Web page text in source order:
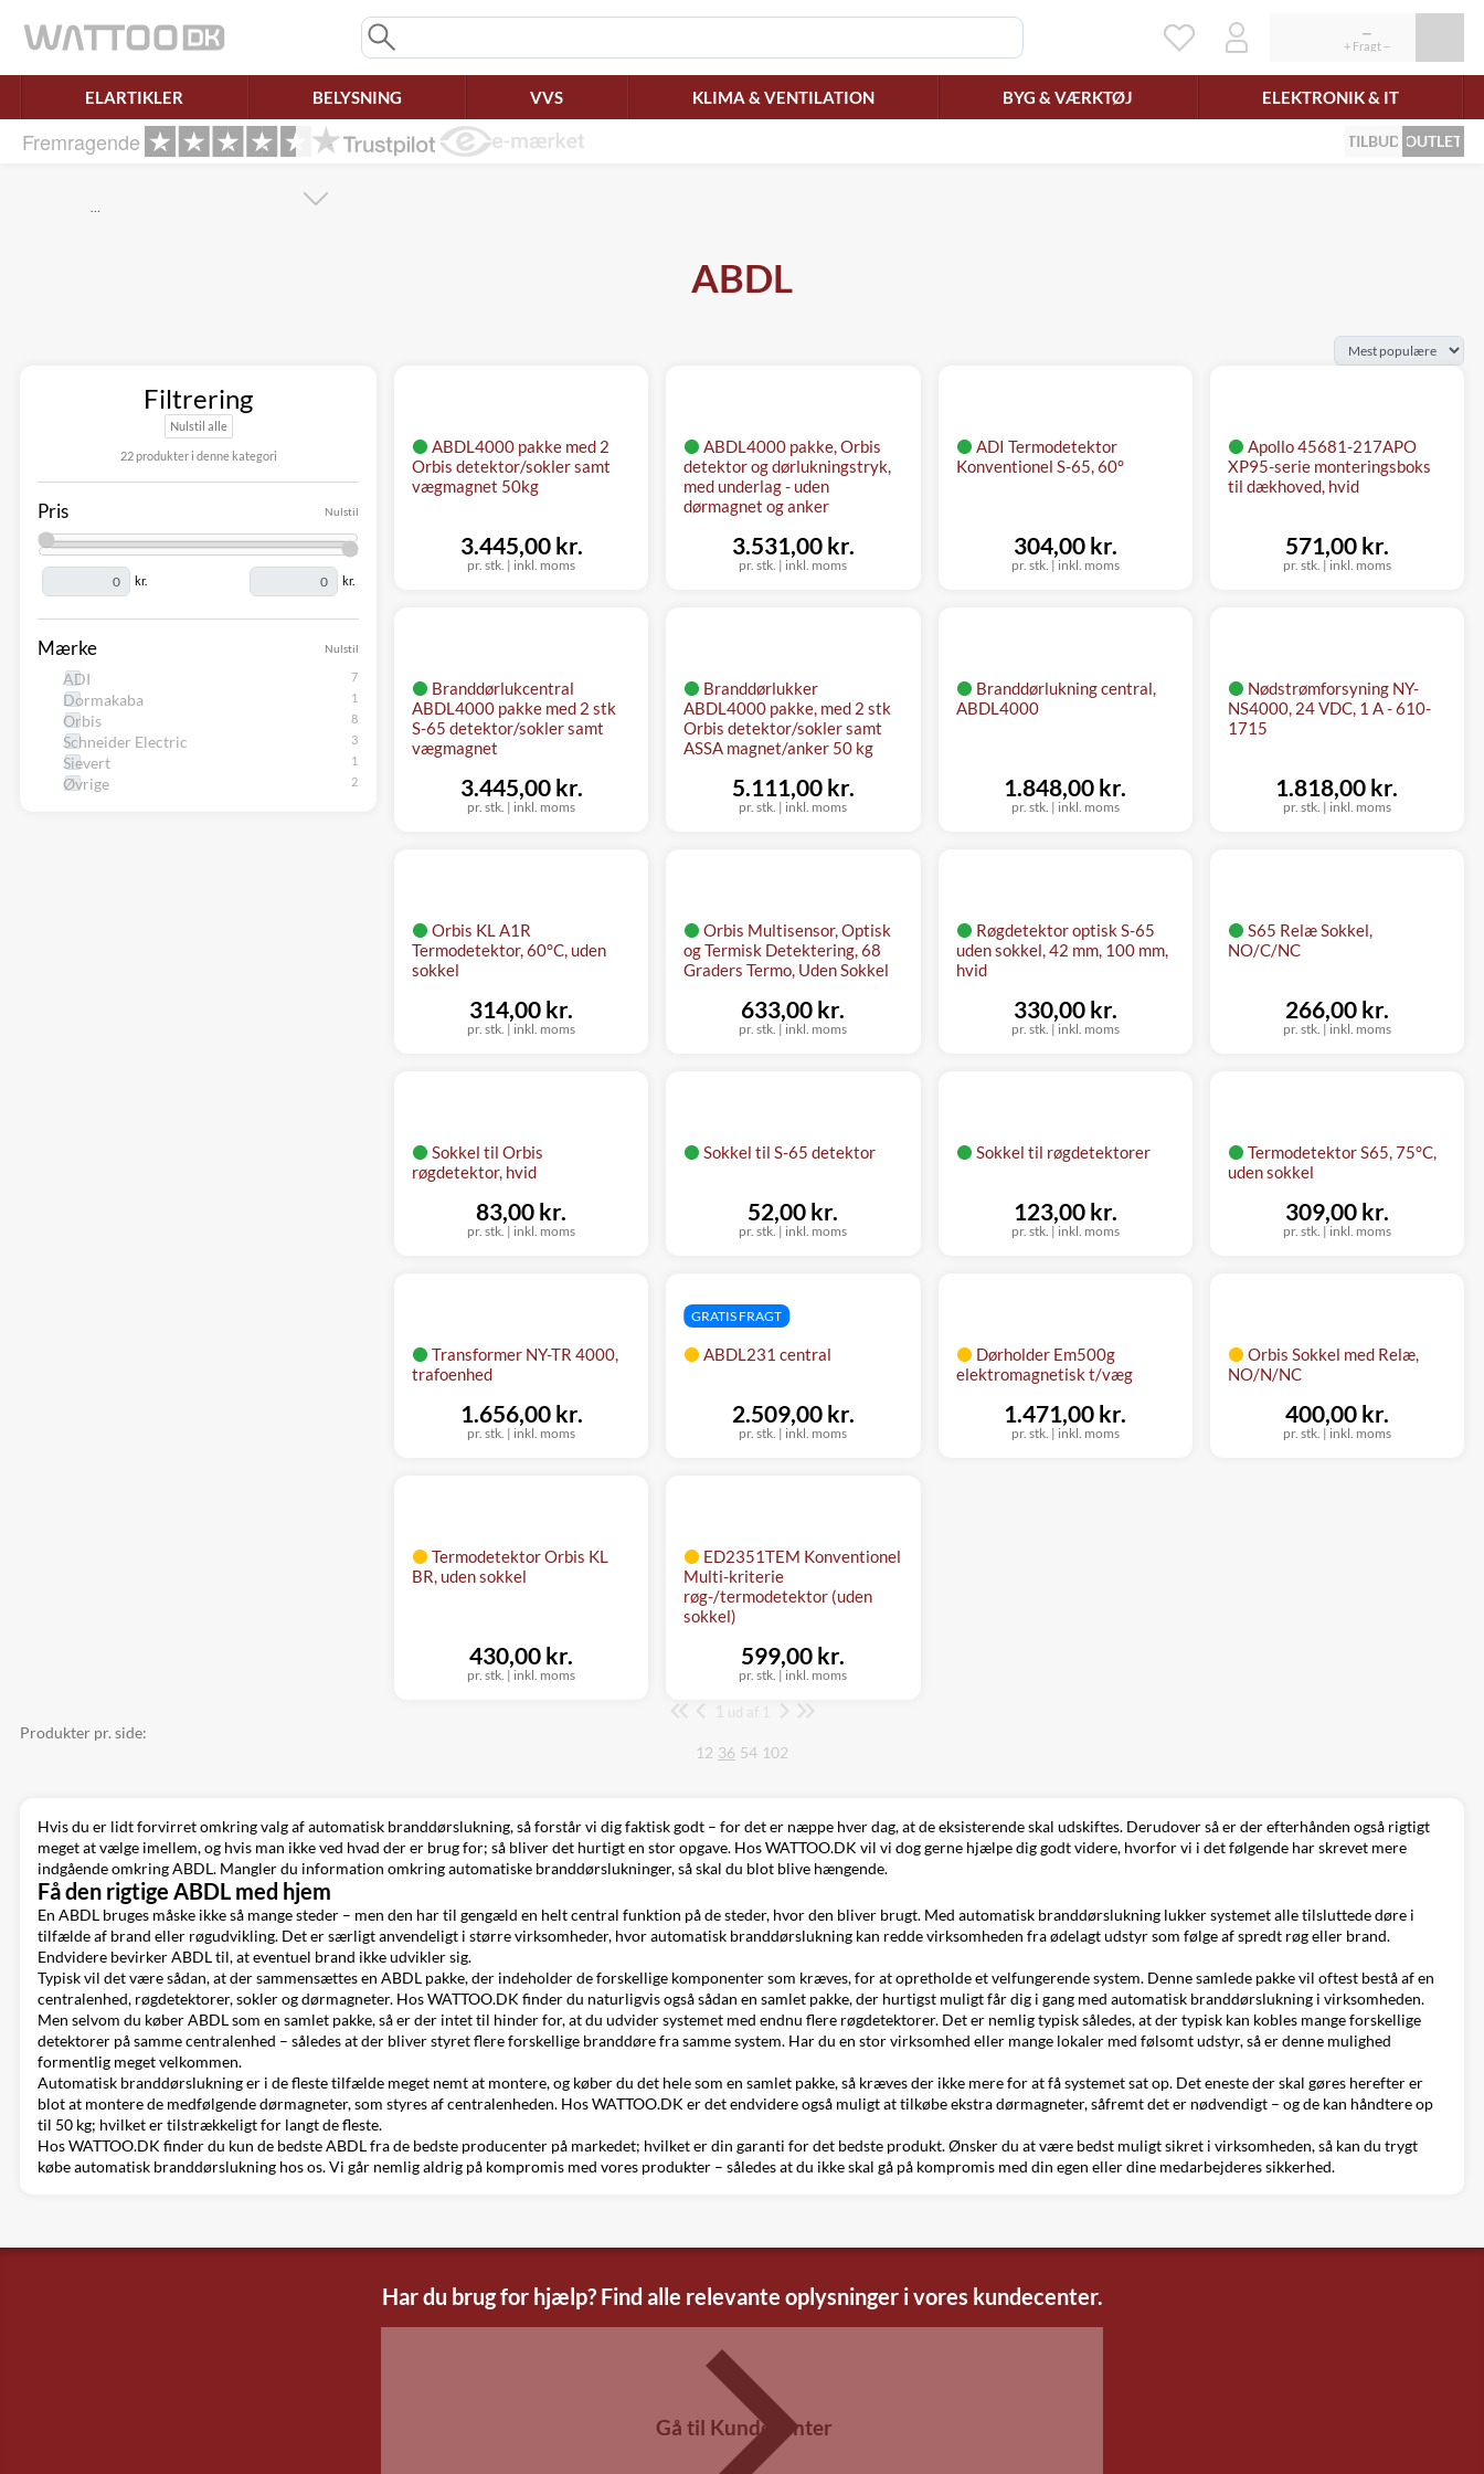
ELARTIKLER BELYSNING VVS KLIMA & VENTILATION BYG & VÆRKTØJ ELEKTRONIK & IT
Fremragende TILBUD OUTLET
…
ABDL
Filtrering
Nulstil alle
22 produkter i denne kategori
Nulstil
Pris
kr. kr.
Nulstil
Mærke
ADI
Dormakaba
Orbis
Schneider Electric
Sievert
Øvrige
ABDL4000 pakke med 2
Orbis detektor/sokler samt
vægmagnet 50kg
pr. stk. | inkl. moms
3.445,00 kr.
ABDL4000 pakke, Orbis
detektor og dørlukningstryk,
med underlag - uden
dørmagnet og anker
pr. stk. | inkl. moms
3.531,00 kr.
ADI Termodetektor
Konventionel S-65, 60°
pr. stk. | inkl. moms
304,00 kr.
Apollo 45681-217APO
XP95-serie monteringsboks
til dækhoved, hvid
pr. stk. | inkl. moms
571,00 kr.
Branddørlukcentral
ABDL4000 pakke med 2 stk
S-65 detektor/sokler samt
vægmagnet
pr. stk. | inkl. moms
3.445,00 kr.
Branddørlukker
ABDL4000 pakke, med 2 stk
Orbis detektor/sokler samt
ASSA magnet/anker 50 kg
pr. stk. | inkl. moms
5.111,00 kr.
Branddørlukning central,
ABDL4000
pr. stk. | inkl. moms
1.848,00 kr.
Nødstrømforsyning NY-
NS4000, 24 VDC, 1 A - 610-
1715
pr. stk. | inkl. moms
1.818,00 kr.
Orbis KL A1R
Termodetektor, 60°C, uden
sokkel
pr. stk. | inkl. moms
314,00 kr.
Orbis Multisensor, Optisk
og Termisk Detektering, 68
Graders Termo, Uden Sokkel
pr. stk. | inkl. moms
633,00 kr.
Røgdetektor optisk S-65
uden sokkel, 42 mm, 100 mm,
hvid
pr. stk. | inkl. moms
330,00 kr.
S65 Relæ Sokkel,
NO/C/NC
pr. stk. | inkl. moms
266,00 kr.
Sokkel til Orbis
røgdetektor, hvid
pr. stk. | inkl. moms
83,00 kr.
Sokkel til S-65 detektor
pr. stk. | inkl. moms
52,00 kr.
Sokkel til røgdetektorer
pr. stk. | inkl. moms
123,00 kr.
Termodetektor S65, 75°C,
uden sokkel
pr. stk. | inkl. moms
309,00 kr.
Transformer NY-TR 4000,
trafoenhed
pr. stk. | inkl. moms
1.656,00 kr.
ABDL231 central
GRATIS FRAGT
pr. stk. | inkl. moms
2.509,00 kr.
Dørholder Em500g
elektromagnetisk t/væg
pr. stk. | inkl. moms
1.471,00 kr.
Orbis Sokkel med Relæ,
NO/N/NC
pr. stk. | inkl. moms
400,00 kr.
Termodetektor Orbis KL
BR, uden sokkel
pr. stk. | inkl. moms
430,00 kr.
ED2351TEM Konventionel
Multi-kriterie
røg-/termodetektor (uden
sokkel)
pr. stk. | inkl. moms
599,00 kr.
Side
ud af 1
Produkter pr. side:
12 36 54 102
Hvis du er lidt forvirret omkring valg af automatisk branddørslukning, så forstår vi dig faktisk godt – for det er næppe hver dag, at de eksisterende skal udskiftes. Derudover så er der efterhånden også rigtigt
meget at vælge imellem, og hvis man ikke ved hvad der er brug for; så bliver det hurtigt en stor opgave. Hos WATTOO.DK vil vi dog gerne hjælpe dig godt videre, hvorfor vi i det følgende har skrevet mere
indgående omkring ABDL. Mangler du information omkring automatiske branddørslukninger, så skal du blot blive hængende.
Få den rigtige ABDL med hjem
En ABDL bruges måske ikke så mange steder – men den har til gengæld en helt central funktion på de steder, hvor den bliver brugt. Med automatisk branddørslukning lukker systemet alle tilsluttede døre i
tilfælde af brand eller røgudvikling. Det er særligt anvendeligt i større virksomheder, hvor automatisk branddørslukning kan redde virksomheden fra ødelagt udstyr som følge af spredt røg eller brand.
Endvidere bevirker ABDL til, at eventuel brand ikke udvikler sig.
Typisk vil det være sådan, at der sammensættes en ABDL pakke, der indeholder de forskellige komponenter som kræves, for at opretholde et velfungerende system. Denne samlede pakke vil oftest bestå af en
centralenhed, røgdetektorer, sokler og dørmagneter. HosWATTOO.DK finder du naturligvis også sådan en samlet pakke, der hurtigst muligt får dig i gang med automatisk branddørslukning i virksomheden.
Men selvom du køber ABDL som en samlet pakke, så er der intet til hinder for, at du udvider systemet med endnu flere røgdetektorer. Det er nemlig typisk således, at der typisk kan kobles mange forskellige
detektorer på samme centralenhed – således at der bliver styret flere forskellige branddøre fra samme system. Har du en stor virksomhed eller mange lokaler med følsomt udstyr, så er denne mulighed
formentlig meget velkommen.
Automatisk branddørslukning er i de fleste tilfælde meget nemt at montere, og køber du det hele som en samlet pakke, så kræves der ikke mere for at få systemet sat op. Det eneste der skal gøres herefter er
blot at montere de medfølgendedørmagneter, som styres af centralenheden. Hos WATTOO.DK er det endvidere også muligt at tilkøbe ekstra dørmagneter, såfremt det er nødvendigt – og de kan håndtere op
til 50 kg; hvilket er tilstrækkeligt for langt de fleste.
Hos WATTOO.DK finder du kun de bedste ABDL frade bedste producenter på markedet; hvilket er din garanti for det bedste produkt. Ønsker du at være bedst muligt sikret i virksomheden, så kan du trygt
købe automatisk branddørslukning hos os. Vi går nemlig aldrig på kompromis med vores produkter – således at du ikke skal gå på kompromis med din egen eller dine medarbejderes sikkerhed.
Har du brug for hjælp? Find alle relevante oplysninger i vores kundecenter.
Gå til Kundecenter
Ret samtykke!